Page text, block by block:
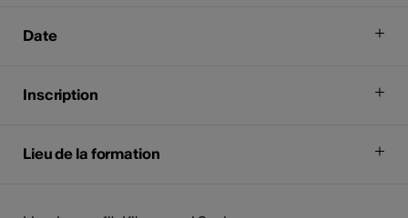
Date
Inscription
Lieu de la formation